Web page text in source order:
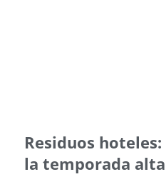
Residuos
la temporada alta